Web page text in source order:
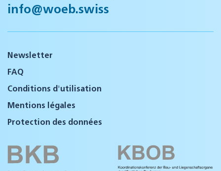
info@woeb.swiss
Newsletter
FAQ
Conditions d'utilisation
Mentions légales
Protection des données